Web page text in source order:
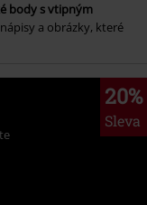
body s vtipným
a obrázky, které
20%
Sleva